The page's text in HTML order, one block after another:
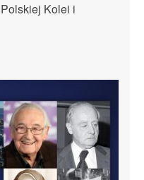
Kolei i